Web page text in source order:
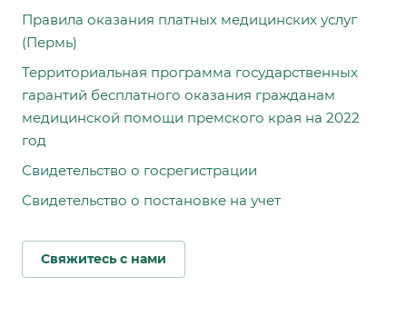
Правила оказания платных медицинских услуг
(Пермь)
Территориальная программа государственных
гарантий бесплатного оказания гражданам
медицинской помощи премского края на 2022
год
Свидетельство о госрегистрации
Свидетельство о постановке на учет
Свяжитесь с нами